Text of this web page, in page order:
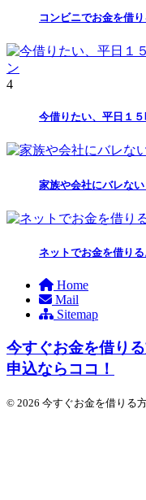
コンビニでお金を借
4
今借りたい、平日１
家族や会社にバレない
ネットでお金を借り
Home
Mail
Sitemap
今すぐお金を借り
申込ならココ！
© 2026 今すぐお金を借りる